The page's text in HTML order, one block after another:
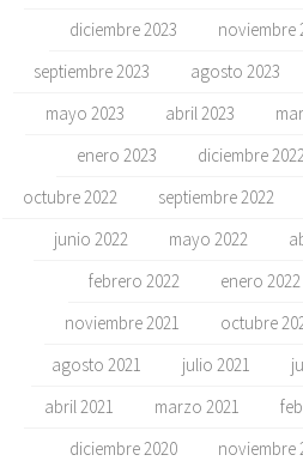
diciembre 2023
noviembre
septiembre 2023
agosto 2023
mayo 2023
abril 2023
enero 2023
diciembre
octubre 2022
septiembre 2022
junio 2022
mayo 2022
febrero 2022
enero 2022
noviembre 2021
octubre
agosto 2021
julio 2021
abril 2021
marzo 2021
diciembre 2020
noviembre